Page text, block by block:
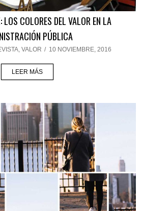
COLORES DEL VALOR EN LA
PÚBLICA
, VALOR / 10 NOVIEMBRE, 2016
LEER MÁS